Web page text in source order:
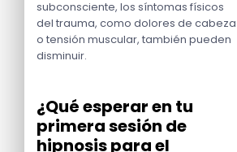
subconsciente, los síntomas físicos
del trauma, como dolores de cabeza
o tensión muscular, también pueden
disminuir.
¿Qué esperar en tu
primera sesión de
hipnosis para el